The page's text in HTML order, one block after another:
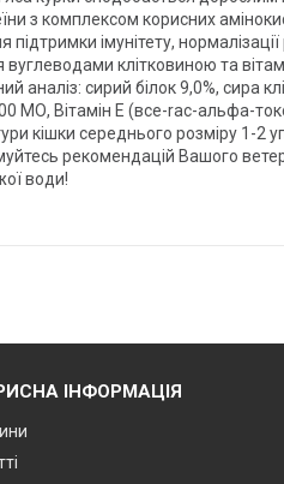
з комплексом корисних
імунітету,
клітковиною та
аналіз: сирий білок 9,0%, сира
МО, Вітамін Е (все-rac-альфа-
кішки середнього розміру 1-
рекомендацій Вашого
води!
ІНФОРМАЦІЯ